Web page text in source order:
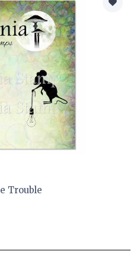
Trouble